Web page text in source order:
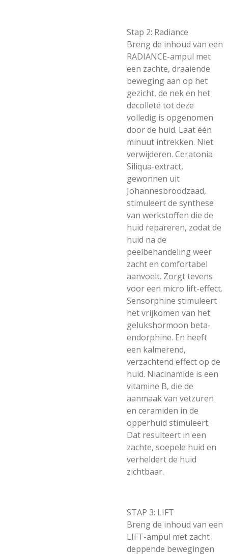
Stap 2: Radiance
Breng de inhoud van een
RADIANCE-ampul met
een zachte, draaiende
beweging aan op het
gezicht, de nek en het
decolleté tot deze
volledig is opgenomen
door de huid. Laat één
minuut intrekken. Niet
verwijderen. Ceratonia
Siliqua-extract,
gewonnen uit
Johannesbroodzaad,
stimuleert de synthese
van werkstoffen die de
huid repareren, zodat de
huid na de
peelbehandeling weer
zacht en comfortabel
aanvoelt. Zorgt tevens
voor een micro lift-effect.
Sensorphine stimuleert
het vrijkomen van het
gelukshormoon beta-
endorphine. En heeft
een kalmerend,
verzachtend effect op de
huid. Niacinamide is een
vitamine B, die de
aanmaak van vetzuren
en ceramiden in de
opperhuid stimuleert.
Dat resulteert in een
zachte, soepele huid en
verheldert de huid
zichtbaar.
STAP 3: LIFT
Breng de inhoud van een
LIFT-ampul met zacht
deppende bewegingen